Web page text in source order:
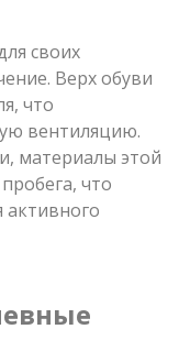
своих
Верх обуви
что
вентиляцию.
материалы этой
что